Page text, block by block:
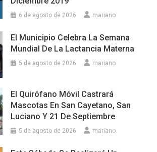
6 de agosto de 2026 mariano
El Municipio Celebra La Semana
Mundial De La Lactancia Materna
5 de agosto de 2026 mariano
El Quirófano Móvil Castrará
Mascotas En San Cayetano, San
Luciano Y 21 De Septiembre
5 de agosto de 2026 mariano